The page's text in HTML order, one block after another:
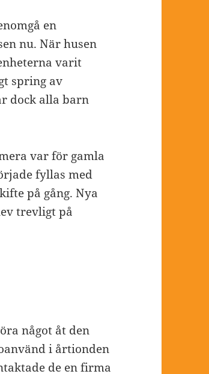
en
nu. När husen
varit
spring av
dock alla barn
var för gamla
fyllas med
på gång. Nya
trevligt på
något åt den
i årtionden
de en firma